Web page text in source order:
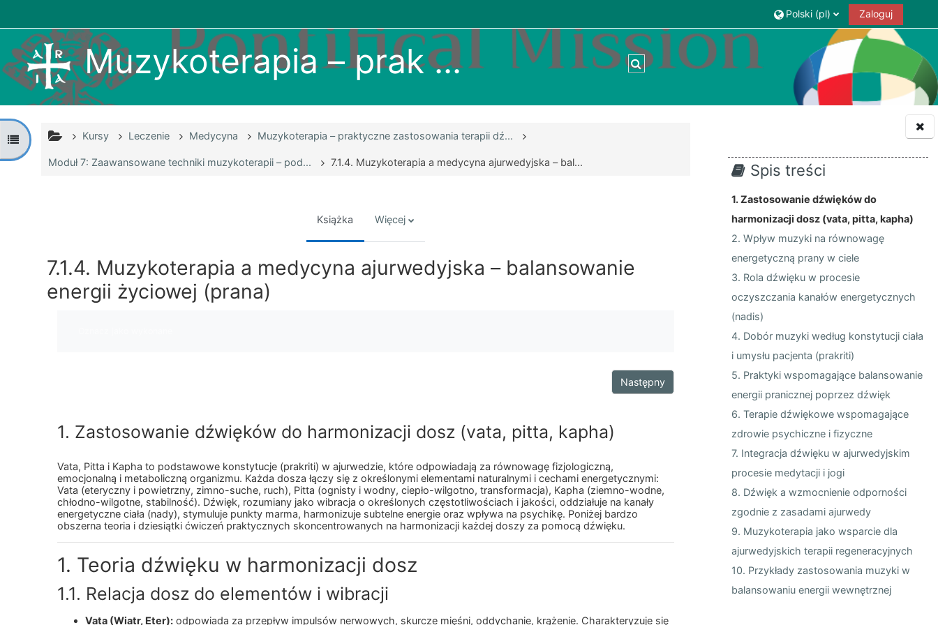
Spis treści
1. Zastosowanie dźwięków do
harmonizacji dosz (vata, pitta, kapha)
2. Wpływ muzyki na równowagę
energetyczną prany w ciele
3. Rola dźwięku w procesie
oczyszczania kanałów energetycznych
(nadis)
4. Dobór muzyki według konstytucji ciała
i umysłu pacjenta (prakriti)
5. Praktyki wspomagające balansowanie
energii pranicznej poprzez dźwięk
6. Terapie dźwiękowe wspomagające
zdrowie psychiczne i fizyczne
7. Integracja dźwięku w ajurwedyjskim
procesie medytacji i jogi
8. Dźwięk a wzmocnienie odporności
zgodnie z zasadami ajurwedy
9. Muzykoterapia jako wsparcie dla
ajurwedyjskich terapii regeneracyjnych
10. Przykłady zastosowania muzyki w
balansowaniu energii wewnętrznej
Polski ‎(pl)‎ Zaloguj
Muzykoterapia – prak ... Przełącznik wyszukiwarki
Otwórz indeks kursu
Kursy Leczenie Medycyna Muzykoterapia – praktyczne zastosowania terapii dź...
Moduł 7: Zaawansowane techniki muzykoterapii – pod... 7.1.4. Muzykoterapia a medycyna ajurwedyjska – bal...
Książka Więcej
7.1.4. Muzykoterapia a medycyna ajurwedyjska – balansowanie
energii życiowej (prana)
Następny
1. Zastosowanie dźwięków do harmonizacji dosz (vata, pitta, kapha)
Vata, Pitta i Kapha to podstawowe konstytucje (prakriti) w ajurwedzie, które odpowiadają za równowagę fizjologiczną,
emocjonalną i metaboliczną organizmu. Każda dosza łączy się z określonymi elementami naturalnymi i cechami energetycznymi:
Vata (eteryczny i powietrzny, zimno-suche, ruch), Pitta (ognisty i wodny, ciepło-wilgotno, transformacja), Kapha (ziemno-wodne,
chłodno-wilgotne, stabilność). Dźwięk, rozumiany jako wibracja o określonych częstotliwościach i jakości, oddziałuje na kanały
energetyczne ciała (nady), stymuluje punkty marma, harmonizuje subtelne energie oraz wpływa na psychikę. Poniżej bardzo
obszerna teoria i dziesiątki ćwiczeń praktycznych skoncentrowanych na harmonizacji każdej doszy za pomocą dźwięku.
1. Teoria dźwięku w harmonizacji dosz
1.1. Relacja dosz do elementów i wibracji
Vata (Wiatr, Eter):odpowiada za przepływ impulsów nerwowych, skurcze mięśni, oddychanie, krążenie. Charakteryzuje się